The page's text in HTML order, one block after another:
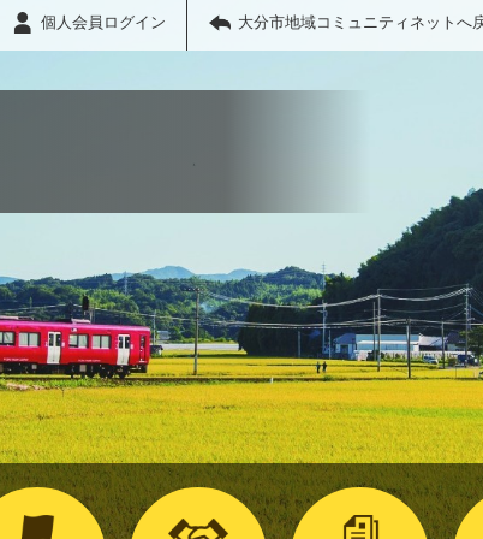
個人会員ログイン 大分市地域コミュニティネットへ